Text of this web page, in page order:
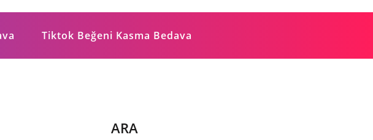
Tiktok Beğeni Kasma Bedava
ARA